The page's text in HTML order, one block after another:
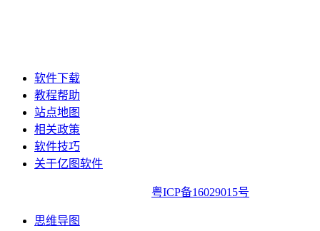
软件下载
教程帮助
站点地图
相关政策
软件技巧
关于亿图软件
粤ICP备16029015号
思维导图